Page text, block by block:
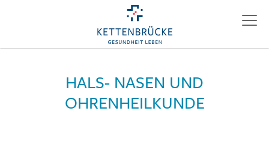
HALS- NASEN UND
OHRENHEILKUNDE